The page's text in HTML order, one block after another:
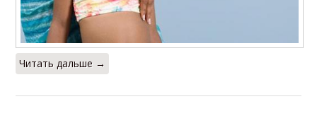
Читать дальше →